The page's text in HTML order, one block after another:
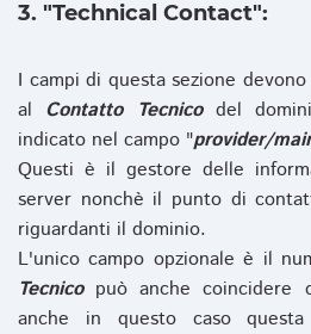
3. "Technical Contact":
I campi di questa sezione
al Contatto Tecnicodel
indicato nel campo "provider/
Questi è il gestore delle
server nonchè il punto di
riguardanti il dominio.
L'unico campo opzionale è il
Tecnicopuò anche coincidere
anche in questo caso